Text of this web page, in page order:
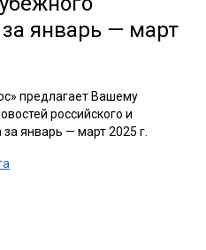
январь — март
предлагает Вашему
российского и
январь — март 2025 г.